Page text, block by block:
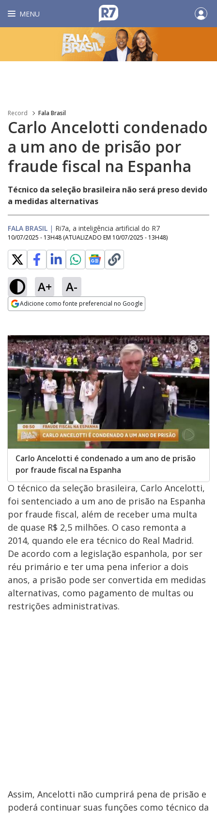
MENU
Record Fala Brasil
Carlo Ancelotti condenado
a um ano de prisão por
fraude fiscal na Espanha
Técnico da seleção brasileira não será preso devido
a medidas alternativas
FALA BRASIL | Ri7a, a inteligência artificial do R7
10/07/2025 - 13H48 (ATUALIZADO EM 10/07/2025 - 13H48)
A+ A-
Adicione como fonte preferencial no Google
Carlo Ancelotti é condenado a um ano de prisão
por fraude fiscal na Espanha
O técnico da seleção brasileira, Carlo Ancelotti,
foi sentenciado a um ano de prisão na Espanha
por fraude fiscal, além de receber uma multa
de quase R$ 2,5 milhões. O caso remonta a
2014, quando ele era técnico do Real Madrid.
De acordo com a legislação espanhola, por ser
réu primário e ter uma pena inferior a dois
anos, a prisão pode ser convertida em medidas
alternativas, como pagamento de multas ou
restrições administrativas.
Assim, Ancelotti não cumprirá pena de prisão e
poderá continuar suas funções como técnico da